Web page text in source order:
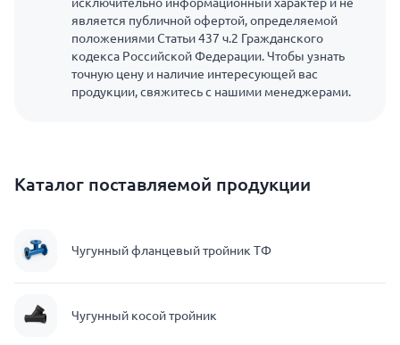
является публичной офертой, определяемой
положениями Статьи 437 ч.2 Гражданского
кодекса Российской Федерации. Чтобы узнать
точную цену и наличие интересующей вас
продукции, свяжитесь с нашими менеджерами.
Каталог поставляемой продукции
Чугунный фланцевый тройник ТФ
Чугунный косой тройник